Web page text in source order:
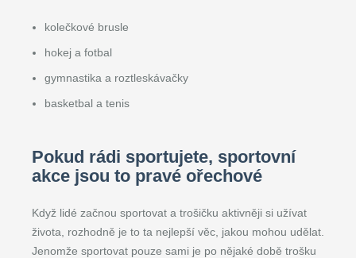
kolečkové brusle
hokej a fotbal
gymnastika a roztleskávačky
basketbal a tenis
Pokud rádi sportujete, sportovní
akce jsou to pravé ořechové
Když lidé začnou sportovat a trošičku aktivněji si užívat
života, rozhodně je to ta nejlepší věc, jakou mohou udělat.
Jenomže sportovat pouze sami je po nějaké době trošku